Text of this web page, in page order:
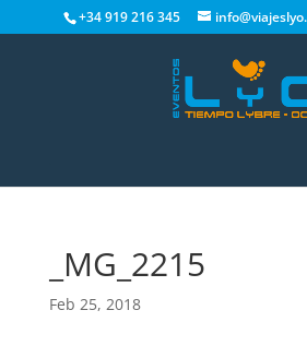
+34 919 216 345
_MG_2215
Feb 25, 2018